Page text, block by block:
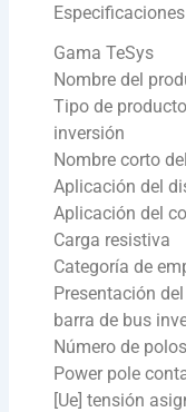
Gama TeSys
Nombre del
Tipo de
inversión
Nombre corto
Aplicación del
Aplicación del
Carga resistiva
Categoría de
Presentación
barra de bus
Número de
Power pole
[Ue] tensión